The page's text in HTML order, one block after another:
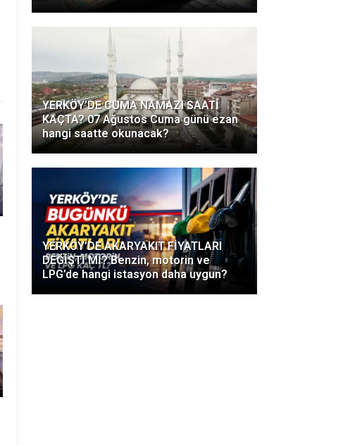
YERKÖY’DE CUMA NAMAZI SAATİ
KAÇTA? 07 Ağustos Cuma günü ezan
hangi saatte okunacak?
YERKÖY’DE AKARYAKIT FİYATLARI
DEĞİŞTİ Mİ? Benzin, motorin ve
LPG’de hangi istasyon daha uygun?